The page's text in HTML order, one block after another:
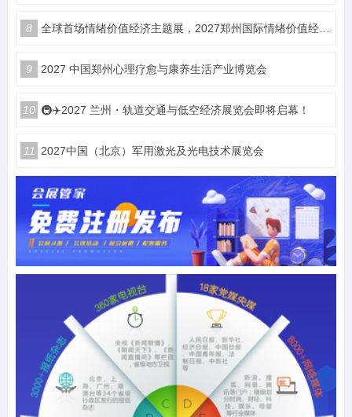
8 全球首场情绪价值经济主题展，2027郑州国际情绪价值经济博览会
9 2027 中国郑州心理疗愈与康养生活产业博览会
10 🚇✈️2027 兰州・轨道交通与低空经济展览会即将启幕！
11 2027中国（北京）军用激光及光电技术展览会